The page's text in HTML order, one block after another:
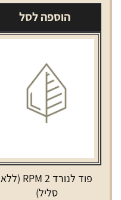
Vthru
pod
1.2ohm
הוספה לסל
פוד לנורד 2 RPM (ללא
סליל)